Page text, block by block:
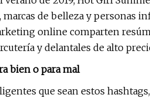
de belleza y personas
online comparten
y delantales de alto
bien o para mal
que sean estos